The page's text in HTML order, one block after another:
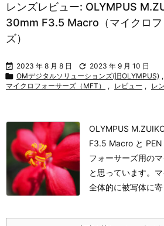
レンズレビュー: OLYMPUS
30mm F3.5 Macro（マイクロフ
ズ）
 2023 年 8 月 8 日  2023 年 9 月 10 日
 OMデジタルソリューションズ(旧OLYMPUS) ,
マイクロフォーサーズ（MFT）
, レビュー , レ
OLYMPUS
F3.5 Macro と PEN
フォーサーズ用の
と思っています。
全体的に被写体に